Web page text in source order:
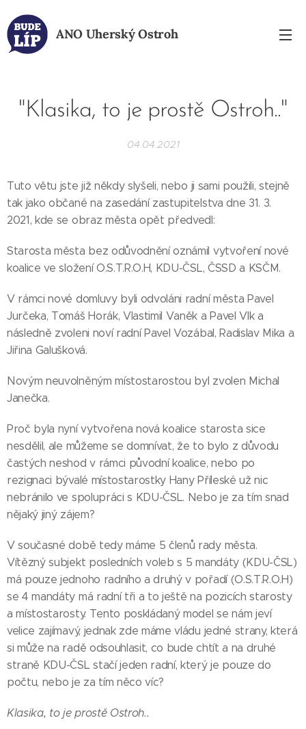
ANO Uherský Ostroh
"Klasika, to je prostě Ostroh.."
04.04.2021
Tuto větu jste již někdy slyšeli, nebo ji sami použili, stejně
tak jako občané na zasedání zastupitelstva dne 31. 3.
2021, kde se obraz města opět předvedl:
Starosta města bez odůvodnění oznámil vytvoření nové
koalice ve složení O.S.T.R.O.H, KDU-ČSL, ČSSD a KSČM.
V rámci nové domluvy byli odvoláni radní města Pavel
Jurčeka, Tomáš Horák, Vlastimil Vaněk a Pavel Vlk a
následně zvoleni noví radní Pavel Vozábal, Radislav Mika a
Jiřina Galušková.
Novým neuvolněným místostarostou byl zvolen Michal
Janečka.
Proč byla nyní vytvořena nová koalice starosta sice
nesdělil, ale můžeme se domnívat, že to bylo z důvodu
častých neshod v rámci původní koalice, nebo po
rezignaci bývalé místostarostky Hany Příleské už nic
nebránilo ve spolupráci s KDU-ČSL. Nebo je za tím snad
nějaký jiný zájem?
V současné době tedy máme 5 členů rady města.
Vítězný subjekt posledních voleb s 5 mandáty (KDU-ČSL)
má pouze jednoho radního a druhý v pořadí (O.S.T.R.O.H)
se 4 mandáty má radní tři a to ještě na pozicích starosty
a místostarosty. Tento poskládaný model se nám jeví
velice zajímavý, jednak zde máme vládu jedné strany, která
si může na radě odsouhlasit, co bude chtít a na druhé
straně KDU-ČSL stačí jeden radní, který je pouze do
počtu, nebo je za tím něco víc?
Klasika, to je prostě Ostroh..